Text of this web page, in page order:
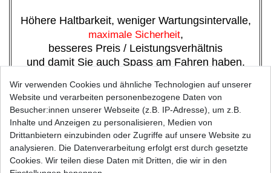
Höhere Haltbarkeit, weniger Wartungsintervalle,
maximale Sicherheit,
besseres Preis / Leistungsverhältnis
und damit Sie auch Spass am Fahren haben.
Kettenhersteller*:
RK
Teilung:
420
Kettenlänge in Gliedern:
84
M
Dichtringe:
keine
Stärke:
verstärkt
Verschluss:
offen mit Clipschloss
Farbe:
stahl schwarz
Wir verwenden Cookies und ähnliche Technologien auf unserer
Website und verarbeiten personenbezogene Daten von
Besucher:innen unserer Webseite (z.B. IP-Adresse), um z.B.
Inhalte und Anzeigen zu personalisieren, Medien von
Drittanbietern einzubinden oder Zugriffe auf unsere Website zu
analysieren. Die Datenverarbeitung erfolgt erst durch gesetzte
Cookies. Wir teilen diese Daten mit Dritten, die wir in den